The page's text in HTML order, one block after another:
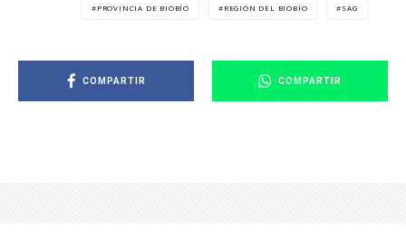
PROVINCIA DE BIOBÍO REGIÓN DEL BIOBÍO SAG
COMPARTIR COMPARTIR